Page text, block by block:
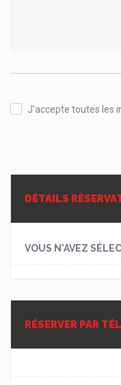
J'accepte toutes les
DÉTAILS
VOUS N'AVEZ
RÉSERVER PAR